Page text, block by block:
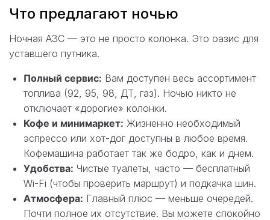
Что предлагают ночью
Ночная АЗС — это не просто колонка. Это оазис для
уставшего путника.
Полный сервис: Вам доступен весь ассортимент
топлива (92, 95, 98, ДТ, газ). Ночью никто не
отключает «дорогие» колонки.
Кофе и минимаркет: Жизненно необходимый
эспрессо или хот-дог доступны в любое время.
Кофемашина работает так же бодро, как и днем.
Удобства: Чистые туалеты, часто — бесплатный
Wi-Fi (чтобы проверить маршрут) и подкачка шин.
Атмосфера: Главный плюс — меньше очередей.
Почти полное их отсутствие. Вы можете спокойно